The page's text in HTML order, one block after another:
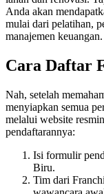
Anda akan
mulai dari pelatihan,
manajemen keuangan.
Cara Daftar
Nah, setelah
menyiapkan semua
melalui website
pendaftarannya:
Isi formulir
Biru.
Tim dari